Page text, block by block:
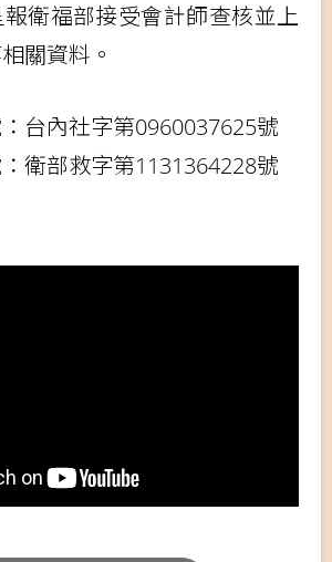
衛福部接受會計師查核並上
關資料。
台內社字第0960037625號
衛部救字第1131364228號